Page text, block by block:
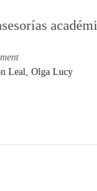
Leal, Olga Lucy